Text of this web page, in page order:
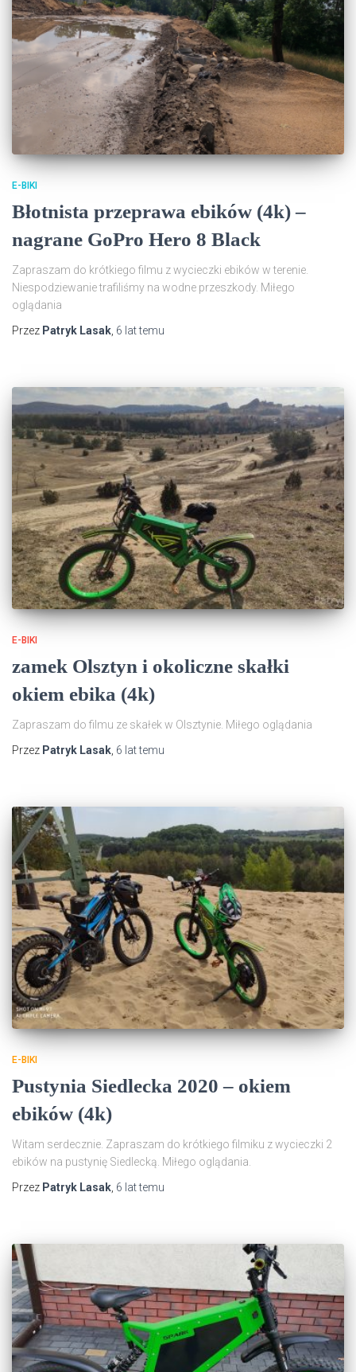
E-BIKI
Błotnista przeprawa ebików (4k) –
nagrane GoPro Hero 8 Black
Zapraszam do krótkiego filmu z wycieczki ebików w terenie.
Niespodziewanie trafiliśmy na wodne przeszkody. Miłego
oglądania
Przez Patryk Lasak, 6 lattemu
E-BIKI
zamek Olsztyn i okoliczne skałki
okiem ebika (4k)
Zapraszam do filmu ze skałek w Olsztynie. Miłego oglądania
Przez Patryk Lasak 6 lattemu
E-BIKI
Pustynia Siedlecka 2020 – okiem
ebików (4k)
Witam serdecznie. Zapraszam do krótkiego filmiku z wycieczki 2
ebików na pustynię Siedlecką. Miłego oglądania.
Przez Patryk Lasak 6 lattemu